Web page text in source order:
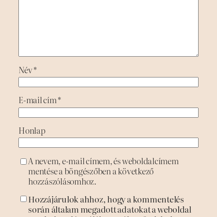
Név*
E-mail cím*
Honlap
A nevem, e-mail címem, és weboldalcímem
mentése a böngészőben a következő
hozzászólásomhoz.
Hozzájárulok ahhoz, hogy a kommentelés
során általam megadott adatokat a weboldal